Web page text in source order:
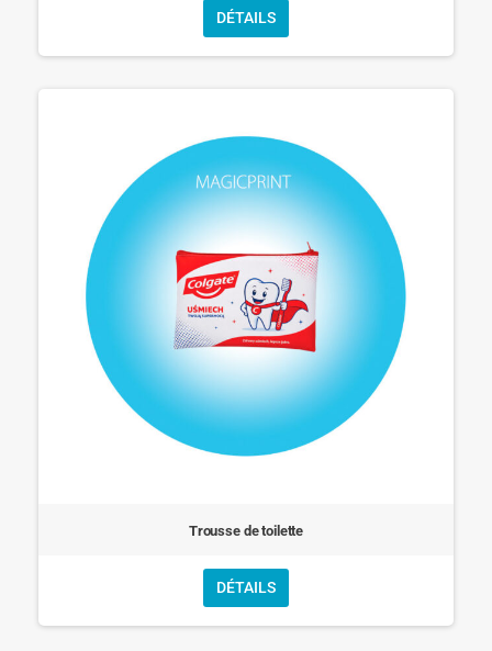
DÉTAILS
Trousse de toilette
DÉTAILS